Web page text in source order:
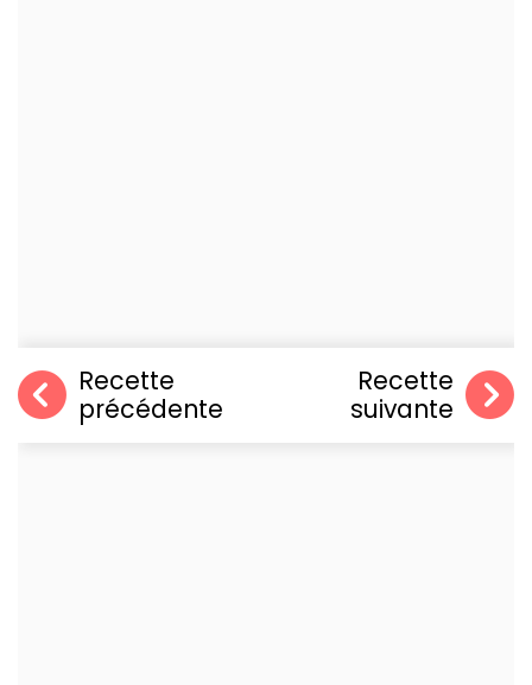
Recette
précédente
Recette
suivante